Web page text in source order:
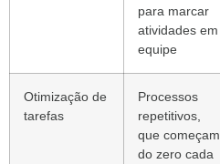
para marcar
atividades em
equipe
Otimização de
tarefas
Processos
repetitivos,
que começam
do zero cada